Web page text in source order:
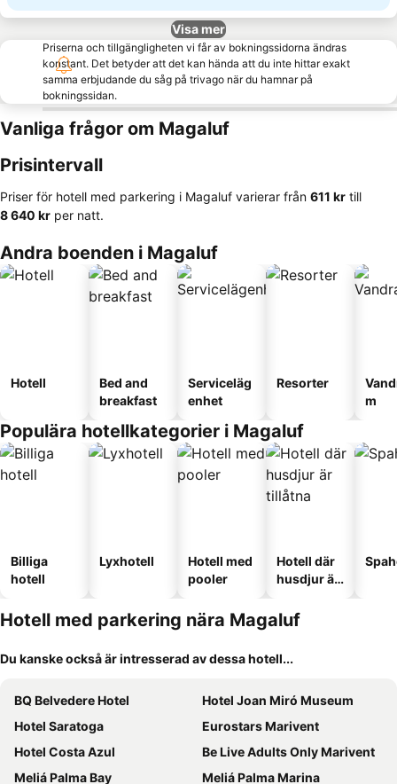
Visa mer
Priserna och tillgängligheten vi får av bokningssidorna ändras
konstant. Det betyder att det kan hända att du inte hittar exakt
samma erbjudande du såg på trivago när du hamnar på
bokningssidan.
Vanliga frågor om Magaluf
Prisintervall
Priser för hotell med parkering i Magaluf varierar från ‎611 kr till
‎8 640 kr per natt.
Andra boenden i Magaluf
Hotell
Bed and
breakfast
Serviceläg
enhet
Resorter
m
Populära hotellkategorier i Magaluf
Billiga
hotell
Lyxhotell
Hotell med
pooler
Hotell där
husdjur är
Hotell med parkering nära Magaluf
Du kanske också är intresserad av dessa hotell...
BQ Belvedere Hotel
Hotel Joan Miró Museum
Hotel Saratoga
Eurostars Marivent
Hotel Costa Azul
Be Live Adults Only Marivent
Meliá Palma Bay
Meliá Palma Marina